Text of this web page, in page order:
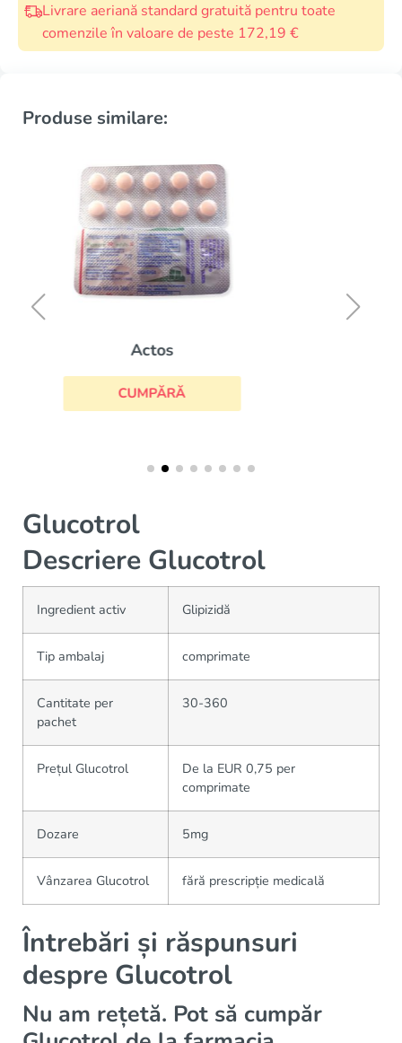
Livrare aeriană standard gratuită pentru toate
comenzile în valoare de peste 172,19 €
Produse similare:
CUMPĂRĂ
Glucotrol
Descriere Glucotrol
Ingredient activ Glipizidă
Tip ambalaj comprimate
Cantitate per
pachet
30-360
Prețul Glucotrol
De la EUR 0,75 per
comprimate
Dozare 5mg
Vânzarea Glucotrol fără prescripție medicală
Întrebări și răspunsuri
despre Glucotrol
Nu am rețetă. Pot să cumpăr